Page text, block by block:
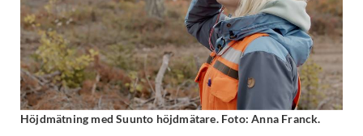
Höjdmätning med Suunto höjdmätare. Foto: Anna Franck.